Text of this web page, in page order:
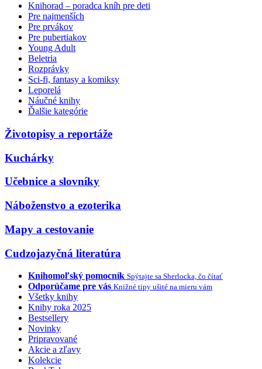
Knihorad – poradca kníh pre deti
Pre najmenších
Pre prvákov
Pre pubertiakov
Young Adult
Beletria
Rozprávky
Sci-fi, fantasy a komiksy
Leporelá
Náučné knihy
Ďalšie kategórie
Životopisy a reportáže
Kuchárky
Učebnice a slovníky
Náboženstvo a ezoterika
Mapy a cestovanie
Cudzojazyčná literatúra
Knihomoľský pomocník Spýtajte sa Sherlocka, čo čítať
Odporúčame pre vás Knižné tipy ušité na mieru vám
Všetky knihy
Knihy roka 2025
Bestsellery
Novinky
Pripravované
Akcie a zľavy
Kolekcie